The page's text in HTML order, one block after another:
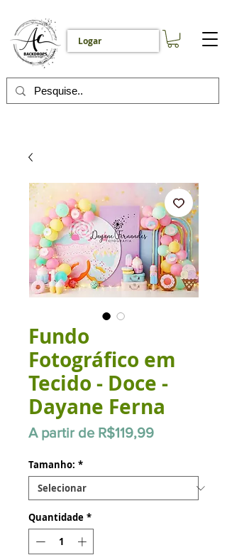
Logar
Fundo
Fotográfico em
Tecido - Doce -
Dayane Ferna
A partir de R$119,99Preço
Tamanho: *
Quantidade *